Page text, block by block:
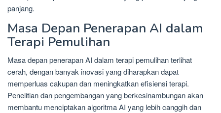
panjang.
Masa Depan Penerapan AI dalam
Terapi Pemulihan
Masa depan penerapan AI dalam terapi pemulihan terlihat
cerah, dengan banyak inovasi yang diharapkan dapat
memperluas cakupan dan meningkatkan efisiensi terapi.
Penelitian dan pengembangan yang berkesinambungan akan
membantu menciptakan algoritma AI yang lebih canggih dan